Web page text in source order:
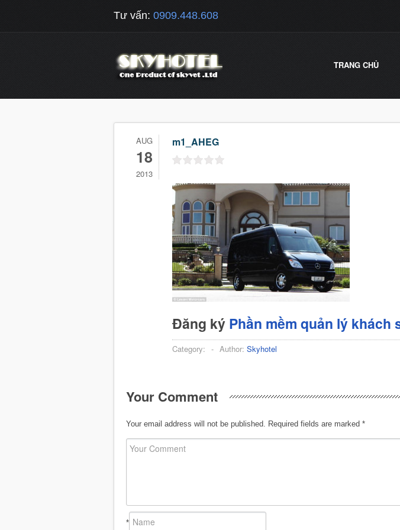
Tư vấn: 0909.448.608
TRANG CHỦ
AUG
18
2013
m1_AHEG
Đăng ký Phần mềm quản lý khách
Category: - Author: Skyhotel
Your Comment
Your email address will not be published. Required fields are marked *
*